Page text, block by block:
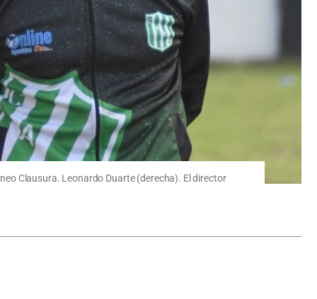
Clausura. Leonardo Duarte (derecha). El director